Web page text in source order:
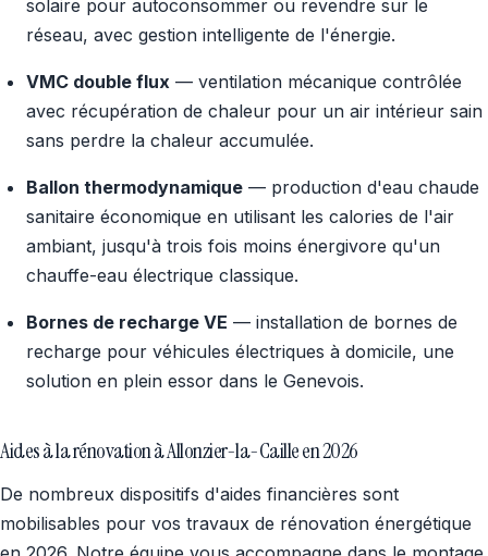
solaire pour autoconsommer ou revendre sur le
réseau, avec gestion intelligente de l'énergie.
VMC double flux — ventilation mécanique contrôlée
avec récupération de chaleur pour un air intérieur sain
sans perdre la chaleur accumulée.
Ballon thermodynamique — production d'eau chaude
sanitaire économique en utilisant les calories de l'air
ambiant, jusqu'à trois fois moins énergivore qu'un
chauffe-eau électrique classique.
Bornes de recharge VE — installation de bornes de
recharge pour véhicules électriques à domicile, une
solution en plein essor dans le Genevois.
Aides à la rénovation à Allonzier-la-Caille en 2026
De nombreux dispositifs d'aides financières sont
mobilisables pour vos travaux de rénovation énergétique